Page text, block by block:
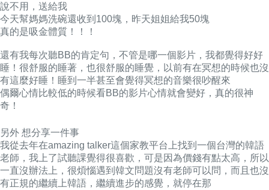
說不用，送給我
今天幫媽媽洗碗還收到100塊，昨天姐姐給我50塊
真的是吸金體質！！！
還有我每次聽BB的肯定句，不管是哪一個影片，我都覺得好好
睡！ 很舒服的睡著，也很舒服的睡覺，以前有在冥想的時候也沒
有這麼好睡！ 睡到一半甚至會覺得冥想的音樂很吵醒來
偶爾心情比較低的時候看BB的影片心情就會變好，真的很神
奇！
另外 想分享一件事
我從去年在amazing talker這個家教平台上找到一個台灣的韓語
老師，我上了試聽課覺得很喜歡，可是因為價錢有點太高，所以
一直沒辦法上，很煩惱遇到韓文問題沒有老師可以問，而且也沒
有正規的繼續上韓語，繼續進步的感覺，就停在那